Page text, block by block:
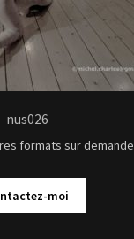
nus026
formats sur demande
moi